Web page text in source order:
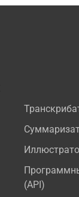
(API)